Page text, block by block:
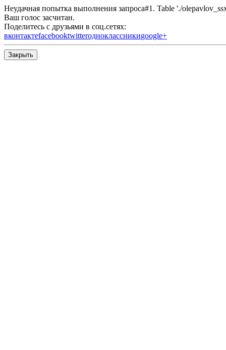
Неудачная попытка выполнения запроса#1. Table './
Ваш голос засчитан.
Поделитесь с друзьями в соц.сетях:
вконтактеfacebooktwitterодноклассникиgoogle+